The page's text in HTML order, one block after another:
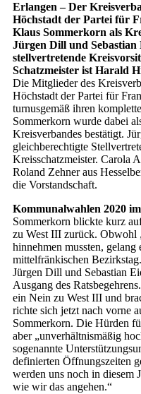
Erlangen – Der
Höchstadt der Partei für
Klaus Sommerkorn als
Jürgen Dill und
stellvertretende
Schatzmeister ist Harald
Die Mitglieder des
Höchstadt der Partei für
turnusgemäß ihren
Sommerkorn wurde dabei
Kreisverbandes bestätigt.
gleichberechtigte
Kreisschatzmeister. Carola
Roland Zehner aus
die Vorstandschaft.
Kommunalwahlen 2020
Sommerkorn blickte kurz
zu West III zurück. Obwohl
hinnehmen mussten,
mittelfränkischen
Jürgen Dill und Sebastian
Ausgang des
ein Nein zu West III und
richte sich jetzt nach vorne
Sommerkorn. Die Hürden
aber „unverhältnismäßig
sogenannte
definierten Öffnungszeiten
werden uns noch in diesem
wie wir das angehen.“